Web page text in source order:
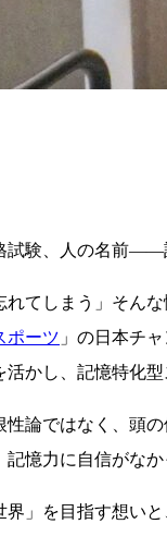
試験、人の名前――
れてしまう」そんな
ポーツ 」の日本チ
かし、記憶特化型
性論ではなく、頭
憶力に自信がな
界」を目指す想い